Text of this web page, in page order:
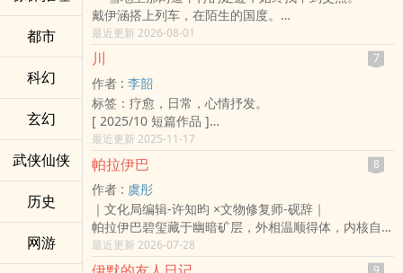
都市
科幻
玄幻
武侠仙侠
历史
网游
若你某天发现，养育着自己的父母不是亲生的，而你有
个机会能够与生母相认的话，你会如何选择呢？因此，
我认为没有人有资格去责怪艾娃的决定。
本音并不希望在这个故事里，对如何抉择这个议题争个
你死我活，而是见证女孩在『艾蒂』与『艾娃』两者之
间，所做出那个选择的理由为何，以及心情上的两难。
为什么要选择葛莱恩夫妇？为什么连一面都不愿意见的
她，却在最后做出了这种决定？——这是我期望能够在
这篇作品中，成为值得探讨的议题。
以上，预祝各位能够在《艾蒂与艾娃》里读得尽兴！请
在大胆地阅读它的同时，细细地品啜着由她们不同的
心，所为你带来的不同滋味。
△
【西方国度】×【亲情抉择】×【历史悲剧】
△
戴伊涵搭上列车，在陌生的国度。
身边坐着她最熟悉的人。
她们几乎什么都没带，但只要有彼此，好像就拥有一
切。
一个礼拜的旅行，是她亲手打造的梦境。
在这场雪下完之前，她还不想清醒。
#短篇 #疗愈 #姐弟
最近更新 2026-08-01
川 7
作者 : 李韶
标签：疗愈，日常，心情抒发。
[ 2025/10 短篇作品 ]
川在森林里面似乎很自由，
他是一个穿着高中制服喜欢翘课的人。
大学毕业的南枫和急忙投履历的朋友不同，
她打算来台东打工换宿体验生活，
却在这里遇见了一名叫做「川」的高中生。
▹◃┄▸◂┄▹◃┄▸◂┄▹◃┄▸◂┄▹◃┄▸◂┄▹◃
出场人物：南枫、川、阿森。
一篇短短的文章，希望自己可以重新找回曾经热爱写作
最近更新 2025-11-17
帕拉伊巴 8
作者 : 虞彤
｜文化局编辑-许知昀 ×文物修复师-砚辞｜
帕拉伊巴碧玺藏于幽暗矿层，外相温顺得体，内核自带
孤绝霓虹。
世人所见的温柔圆润是保护色，深埋不见光的棱角，才
最近更新 2026-07-28
9